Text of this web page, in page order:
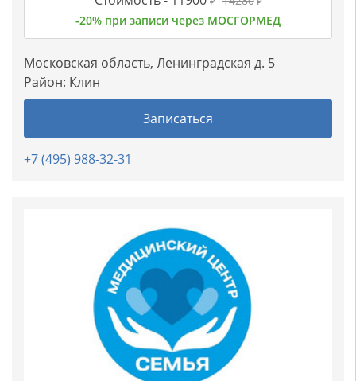
-20% при записи через МОСГОРМЕД
Московская область, Ленинградская д. 5
Район: Клин
Записаться
+7 (495) 988-32-31